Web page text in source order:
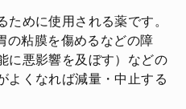
ために使用される薬です。
の粘膜を傷めるなどの障
に悪影響を及ぼす）などの
よくなれば減量・中止する